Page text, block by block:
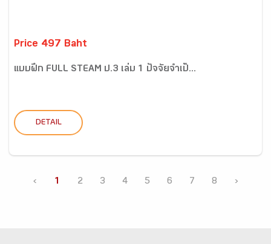
Price 497 Baht
แบบฝึก FULL STEAM ป.3 เล่ม 1 ปัจจัยจำเป็...
DETAIL
‹ 1 2 3 4 5 6 7 8 ›